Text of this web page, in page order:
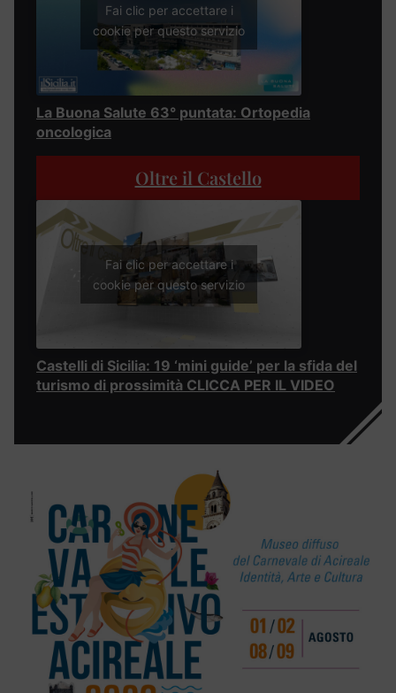
Fai clic per accettare i
cookie per questo servizio
La Buona Salute 63° puntata: Ortopedia
oncologica
Oltre il Castello
Fai clic per accettare i
cookie per questo servizio
Castelli di Sicilia: 19 ‘mini guide’ per la sfida del
turismo di prossimità CLICCA PER IL VIDEO